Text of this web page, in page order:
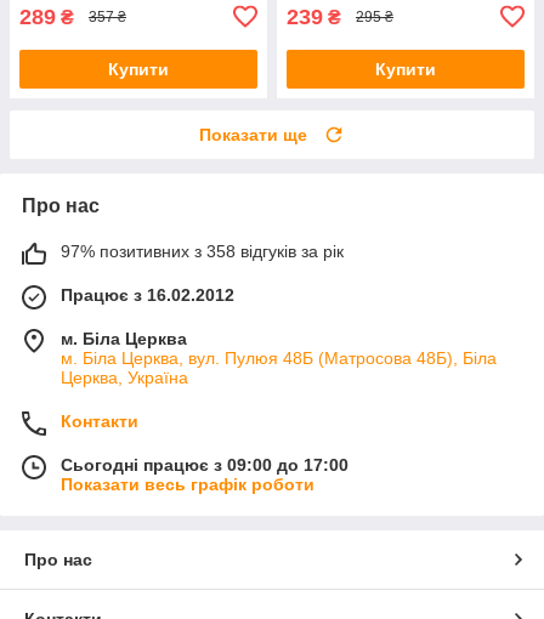
289 ₴ 357 ₴
Купити
239 ₴ 295 ₴
Купити
Показати ще
Про нас
97% позитивних з 358 відгуків за рік
Працює з 16.02.2012
м. Біла Церква
м. Біла Церква, вул. Пулюя 48Б (Матросова 48Б), Біла
Церква, Україна
Контакти
Сьогодні працює з 09:00 до 17:00
Показати весь графік роботи
Про нас